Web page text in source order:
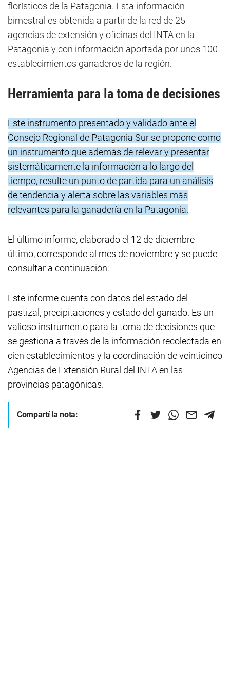
florísticos de la Patagonia. Esta información
bimestral es obtenida a partir de la red de 25
agencias de extensión y oficinas del INTA en la
Patagonia y con información aportada por unos 100
establecimientos ganaderos de la región.
Herramienta para la toma de decisiones
Este instrumento presentado y validado ante el
Consejo Regional de Patagonia Sur se propone como
un instrumento que además de relevar y presentar
sistemáticamente la información a lo largo del
tiempo, resulte un punto de partida para un análisis
de tendencia y alerta sobre las variables más
relevantes para la ganadería en la Patagonia.
El último informe, elaborado el 12 de diciembre
último, corresponde al mes de noviembre y se puede
consultar a continuación:
Este informe cuenta con datos del estado del
pastizal, precipitaciones y estado del ganado. Es un
valioso instrumento para la toma de decisiones que
se gestiona a través de la información recolectada en
cien establecimientos y la coordinación de veinticinco
Agencias de Extensión Rural del INTA en las
provincias patagónicas.
Compartí la nota: